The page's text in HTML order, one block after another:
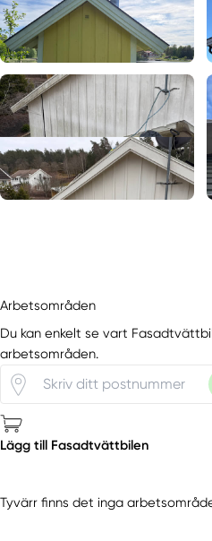
Arbetsområden
Du kan enkelt se vart
arbetsområden.
Lägg till Fasadtvättbilen
Tyvärr finns det inga